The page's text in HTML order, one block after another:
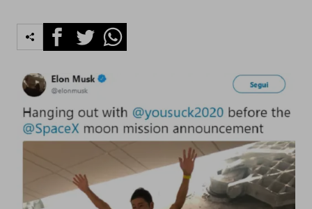
FacebookTwitterWhatsapp